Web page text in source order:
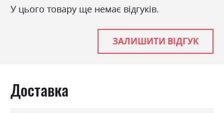
У цього товару ще немає відгуків.
ЗАЛИШИТИ ВІДГУК
Доставка